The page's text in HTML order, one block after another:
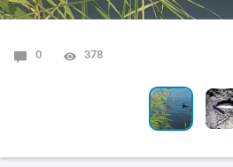
0 378
2 5521